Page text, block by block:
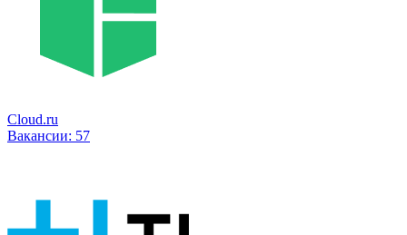
Cloud.ru
Вакансии: 57